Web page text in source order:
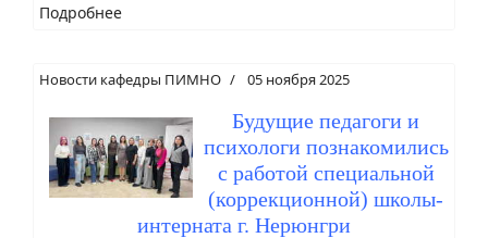
Подробнее
Новости кафедры ПИМНО 05 ноября 2025
Будущие педагоги и
психологи познакомились
с работой специальной
(коррекционной) школы-
интерната г. Нерюнгри